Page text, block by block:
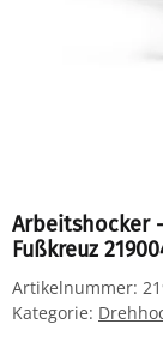
Arbeitshocker
Fußkreuz
Artikelnummer:
Kategorie: